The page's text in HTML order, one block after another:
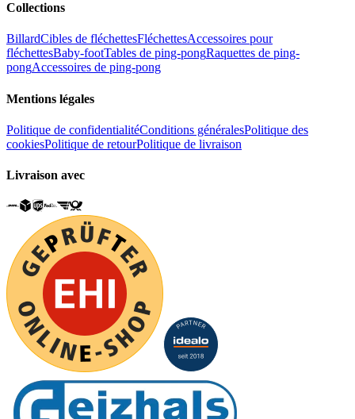
Collections
BillardCibles de fléchettesFléchettesAccessoires pour
fléchettesBaby-footTables de ping-pongRaquettes de ping-
pongAccessoires de ping-pong
Mentions légales
Politique de confidentialitéConditions généralesPolitique des
cookiesPolitique de retourPolitique de livraison
Livraison avec